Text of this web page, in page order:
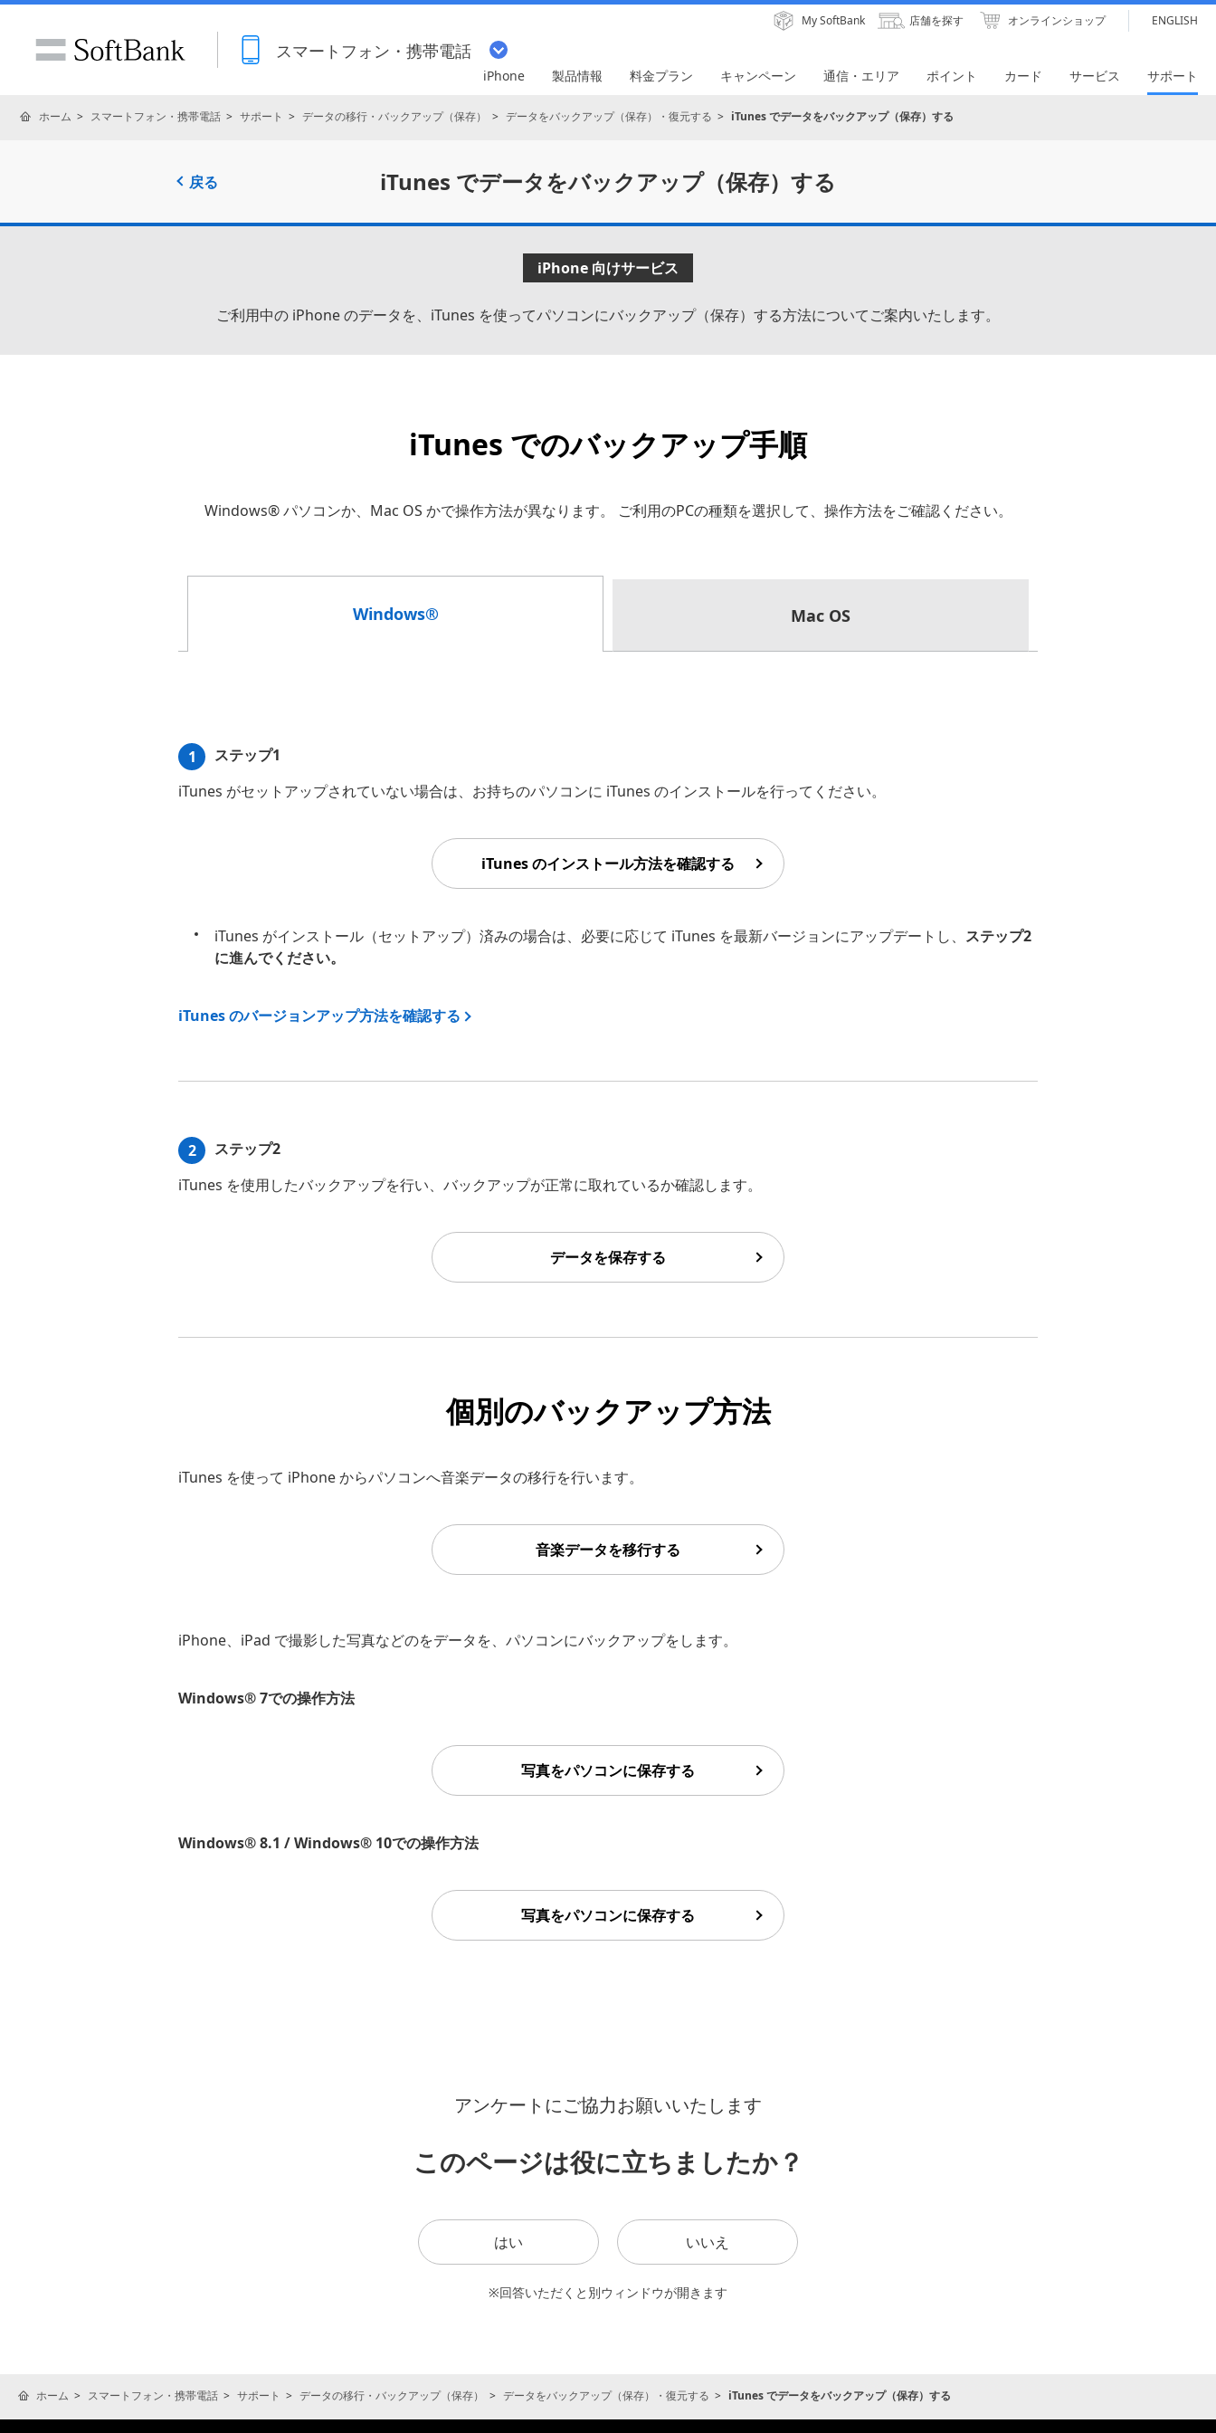
スマートフォン・携帯電話
My SoftBank 店舗を探す オンラインショップ ENGLISH
iPhone 製品情報 料金プラン キャンペーン 通信・エリア ポイント カード サービス サポート
ホーム スマートフォン・携帯電話 サポート データの移行・バックアップ（保存） データをバックアップ（保存）・復元する iTunes でデータをバックアップ（保存）する
戻る iTunes でデータをバックアップ（保存）する
iPhone 向けサービス
ご利用中の iPhone のデータを、iTunes を使ってパソコンにバックアップ（保存）する方法についてご案内いたします。
iTunes でのバックアップ手順
Windows® パソコンか、Mac OS かで操作方法が異なります。 ご利用のPCの種類を選択して、操作方法をご確認ください。
Windows® Mac OS
1
ステップ1
iTunes がセットアップされていない場合は、お持ちのパソコンに iTunes のインストールを行ってください。
iTunes のインストール方法を確認する
iTunes がインストール（セットアップ）済みの場合は、必要に応じて iTunes を最新バージョンにアップデートし、 ステップ2
に進んでください。
iTunes のバージョンアップ方法を確認する
2
ステップ2
iTunes を使用したバックアップを行い、バックアップが正常に取れているか確認します。
データを保存する
個別のバックアップ方法
iTunes を使って iPhone からパソコンへ音楽データの移行を行います。
音楽データを移行する
iPhone、iPad で撮影した写真などのをデータを、パソコンにバックアップをします。
Windows® 7での操作方法
写真をパソコンに保存する
Windows® 8.1 / Windows® 10での操作方法
写真をパソコンに保存する
アンケートにご協力お願いいたします
このページは役に立ちましたか？
はい いいえ
※回答いただくと別ウィンドウが開きます
ホーム スマートフォン・携帯電話 サポート データの移行・バックアップ（保存） データをバックアップ（保存）・復元する iTunes でデータをバックアップ（保存）する